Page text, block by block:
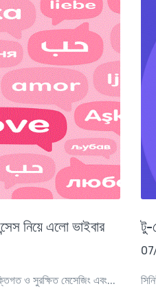
নিয়ে এলো ভাইবার
ও সুরক্ষিত মেসেজিং এবং...
টু-